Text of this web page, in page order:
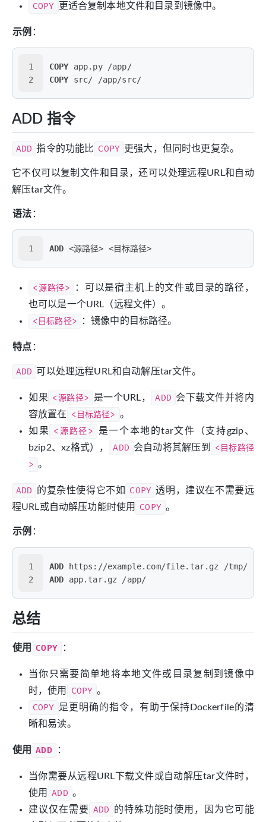
COPY 更适合复制本地文件和目录到镜像中。
示例 ：
1
2
COPY app.py /app/
COPY src/ /app/src/
ADD 指令
ADD 指令的功能比 COPY 更强大，但同时也更复杂。
它不仅可以复制文件和目录，还可以处理远程URL和自动
解压tar文件。
语法 ：
1 ADD <源路径> <目标路径>
<源路径>
：可以是宿主机上的文件或目录的路径，
也可以是一个URL（远程文件）。
<目标路径> ：镜像中的目标路径。
特点 ：
ADD 可以处理远程URL和自动解压tar文件。
如果 <源路径> 是一个URL， ADD 会下载文件并将内
容放置在
<目标路径> 。
如果
<源路径>
是一个本地的tar文件（支持gzip、
bzip2、xz格式），
ADD 会自动将其解压到
<目标路径
> 。
ADD 的复杂性使得它不如 COPY 透明，建议在不需要远
程URL或自动解压功能时使用
COPY 。
示例 ：
1
2
ADD https://example.com/file.tar.gz /tmp/
ADD app.tar.gz /app/
总结
使用 COPY ：
当你只需要简单地将本地文件或目录复制到镜像中
时，使用
COPY 。
COPY
是更明确的指令，有助于保持Dockerfile的清
晰和易读。
使用 ADD ：
当你需要从远程URL下载文件或自动解压tar文件时，
使用
ADD 。
建议仅在需要 ADD
的特殊功能时使用，因为它可能